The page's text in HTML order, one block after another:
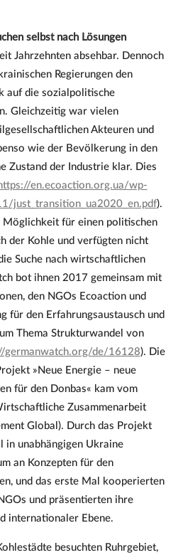
selbst nach Lösungen
Jahrzehnten absehbar. Dennoch
Regierungen den
auf die sozialpolitische
Gleichzeitig war vielen
Akteuren und
wie der Bevölkerung in den
Zustand der Industrie klar. Dies
en.ecoaction.org.ua/wp-
just_transition_ua2020_en.pdf).
Möglichkeit für einen politischen
der Kohle und verfügten nicht
Suche nach wirtschaftlichen
bot ihnen 2017 gemeinsam mit
den NGOs Ecoaction und
für den Erfahrungsaustausch und
Thema Strukturwandel von
germanwatch.org/de/16128). Die
»Neue Energie – neue
für den Donbas« kam vom
Zusammenarbeit
Global). Durch das Projekt
in unabhängigen Ukraine
an Konzepten für den
und das erste Mal kooperierten
und präsentierten ihre
internationaler Ebene.
besuchten Ruhrgebiet,